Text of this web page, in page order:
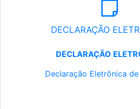
DECLARAÇÃO
DECLARAÇÃO
Declaração Eletrônica